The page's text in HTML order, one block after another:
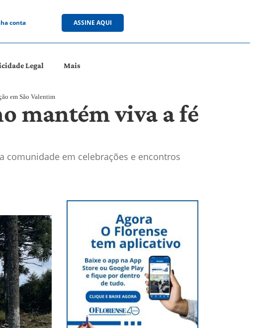
conta ASSINE AQUI
Legal Mais
em São Valentim
mantém viva a fé
comunidade em celebrações e encontros